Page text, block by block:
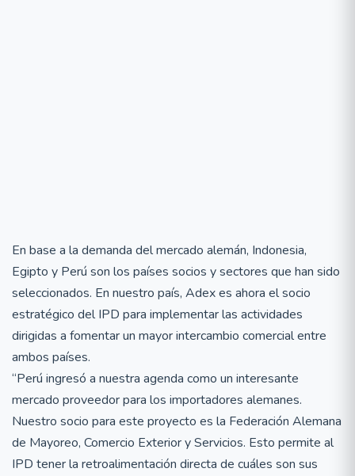
En base a la demanda del mercado alemán, Indonesia,
Egipto y Perú son los países socios y sectores que han sido
seleccionados. En nuestro país, Adex es ahora el socio
estratégico del IPD para implementar las actividades
dirigidas a fomentar un mayor intercambio comercial entre
ambos países.
“Perú ingresó a nuestra agenda como un interesante
mercado proveedor para los importadores alemanes.
Nuestro socio para este proyecto es la Federación Alemana
de Mayoreo, Comercio Exterior y Servicios. Esto permite al
IPD tener la retroalimentación directa de cuáles son sus